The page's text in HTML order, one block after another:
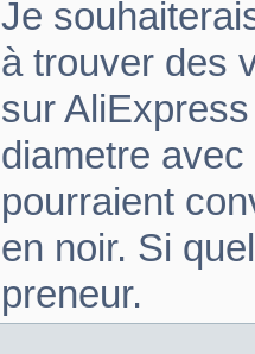
Je
à trouver des
sur
diametre
pourraient
en noir. Si
preneur.